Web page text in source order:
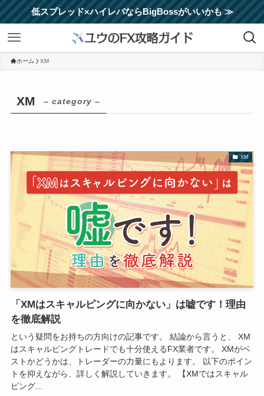
低スプレッド×ハイレバならBigBossがいいかも ≫
ホーム XM
XM – category –
XM
「XMはスキャルピングに向かない」は嘘です！理由
を徹底解説
という疑問をお持ちの方向けの記事です。 結論から言うと、 XM
はスキャルピングトレードでも十分使えるFX業者です。 XMがベ
ストかどうかは、トレーダーの力量にもよります。 以下のポイン
トを抑えながら、詳しく解説していきます。 【XMではスキャル
ピング...